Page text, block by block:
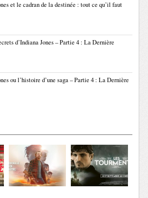
et le cadran de la destinée : tout ce qu’il faut
d’Indiana Jones – Partie 4 : La Dernière
ou l’histoire d’une saga – Partie 4 : La Dernière